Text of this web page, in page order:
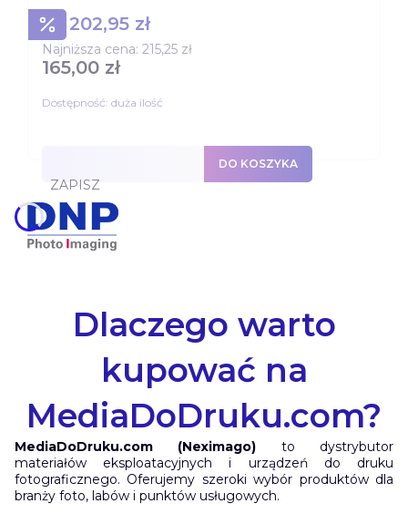
Cena promocyjna
202,95 zł
Najniższa cena: 215,25 zł
Cena
165,00 zł
Dostępność: duża ilość
ZAPISZ
DO KOSZYKA
Dlaczego warto
kupować na
MediaDoDruku.com?
MediaDoDruku.com (Neximago) to dystrybutor
materiałów eksploatacyjnych i urządzeń do druku
fotograficznego. Oferujemy szeroki wybór produktów dla
branży foto, labów i punktów usługowych.